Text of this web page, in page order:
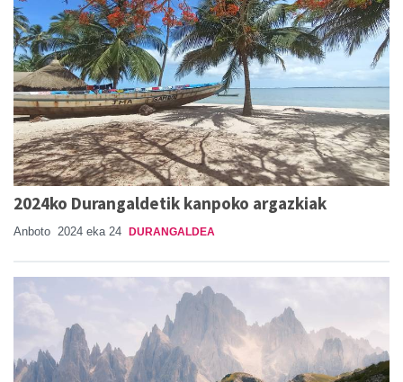
2024ko Durangaldetik kanpoko argazkiak
Anboto 2024 eka 24 DURANGALDEA